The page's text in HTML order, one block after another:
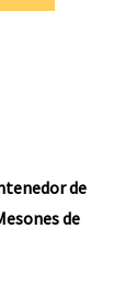
de
de